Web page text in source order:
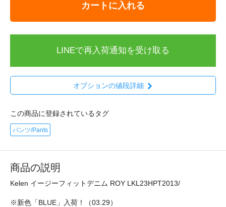
カートに入れる
LINEで再入荷通知を受け取る
オプションの値段詳細
この商品に登録されているタグ
パンツ/Pants
商品の説明
Kelen イージーフィットデニム ROY LKL23HPT2013/
※新色「BLUE」入荷！（03.29）